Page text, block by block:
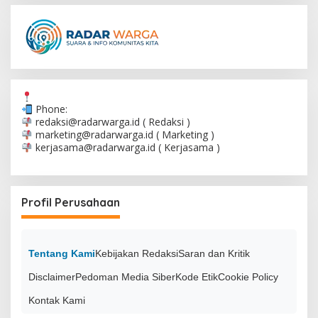
Phone:
redaksi@radarwarga.id ( Redaksi )
marketing@radarwarga.id ( Marketing )
kerjasama@radarwarga.id ( Kerjasama )
Profil Perusahaan
Tentang KamiKebijakan RedaksiSaran dan Kritik
DisclaimerPedoman Media SiberKode EtikCookie Policy
Kontak Kami